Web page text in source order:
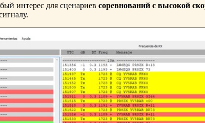
интерес для сценариев соревнований с высокой